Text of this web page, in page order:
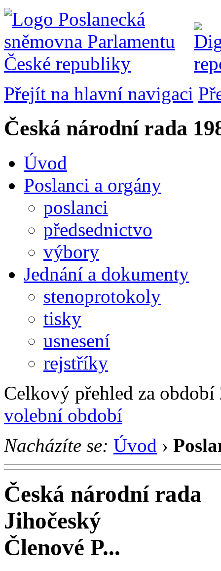
Přejít na hlavní navigaci
Česká národní rada
Úvod
Poslanci a orgány
poslanci
předsednictvo
výbory
Jednání a dokumenty
stenoprotokoly
tisky
usnesení
rejstříky
Celkový přehled za
volební období
Nacházíte se: Úvod ›
Česká národní rada
Jihočeský
Členové P...